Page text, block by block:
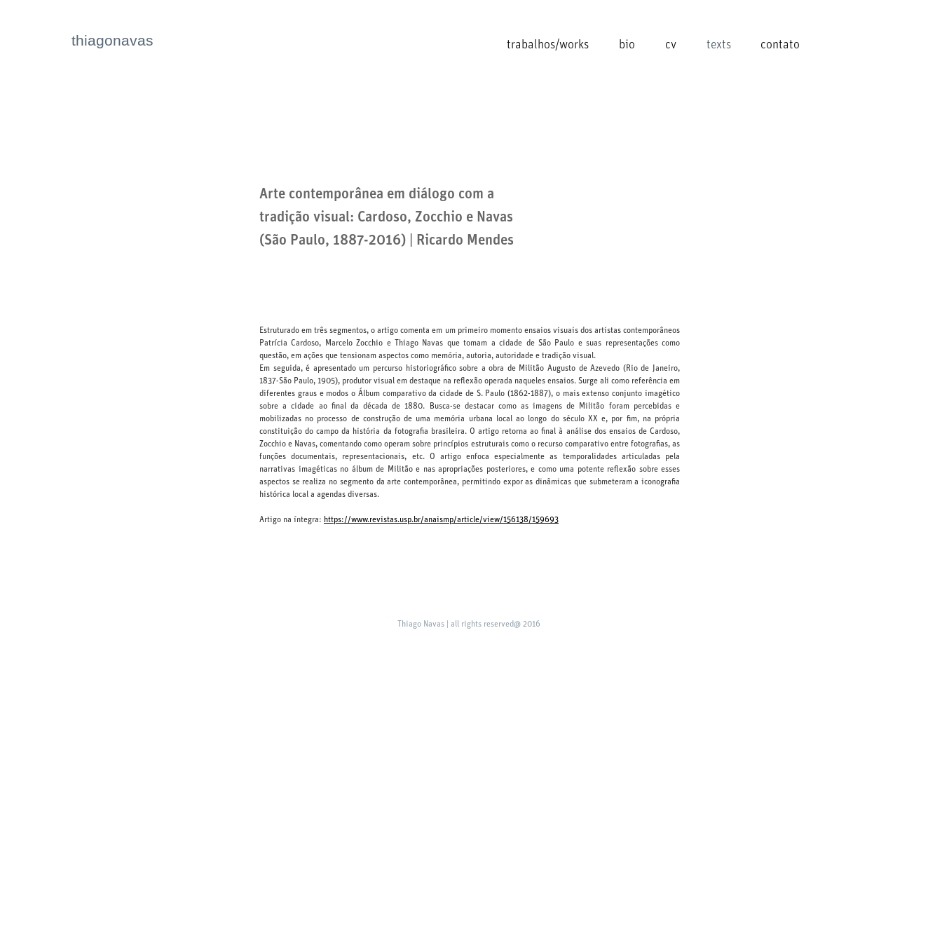
thiagonavas trabalhos/works bio cv texts contato
Arte contemporânea em diálogo com a
tradição visual: Cardoso, Zocchio e Navas
(São Paulo, 1887-2016) | Ricardo Mendes
Estruturado em três segmentos, o artigo comenta em um primeiro momento ensaios visuais dos artistas contemporâneos
Patrícia Cardoso, Marcelo Zocchio e Thiago Navas que tomam a cidade de São Paulo e suas representações como
questão, em ações que tensionam aspectos como memória, autoria, autoridade e tradição visual.
Em seguida, é apresentado um percurso historiográfico sobre a obra de Militão Augusto de Azevedo (Rio de Janeiro,
1837-São Paulo, 1905), produtor visual em destaque na reflexão operada naqueles ensaios. Surge ali como referência em
diferentes graus e modos o Álbum comparativo da cidade de S. Paulo (1862-1887), o mais extenso conjunto imagético
sobre a cidade ao final da década de 1880. Busca-se destacar como as imagens de Militão foram percebidas e
mobilizadas no processo de construção de uma memória urbana local ao longo do século XX e, por fim, na própria
constituição do campo da história da fotografia brasileira. O artigo retorna ao final à análise dos ensaios de Cardoso,
Zocchio e Navas, comentando como operam sobre princípios estruturais como o recurso comparativo entre fotografias, as
funções documentais, representacionais, etc. O artigo enfoca especialmente as temporalidades articuladas pela
narrativas imagéticas no álbum de Militão e nas apropriações posteriores, e como uma potente reflexão sobre esses
aspectos se realiza no segmento da arte contemporânea, permitindo expor as dinâmicas que submeteram a iconografia
histórica local a agendas diversas.
Artigo na íntegra: https://www.revistas.usp.br/anaismp/article/view/156138/159693
Thiago Navas | all rights reserved@ 2016